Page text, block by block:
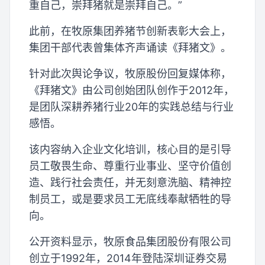
重自己，崇拜猪就是崇拜自己。”
此前，在牧原集团养猪节创新表彰大会上，
集团干部代表曾集体齐声诵读《拜猪文》。
针对此次舆论争议，牧原股份回复媒体称，
《拜猪文》由公司创始团队创作于2012年，
是团队深耕养猪行业20年的实践总结与行业
感悟。
该内容纳入企业文化培训，核心目的是引导
员工敬畏生命、尊重行业事业、坚守价值创
造、践行社会责任，并无刻意洗脑、精神控
制员工，或是要求员工无底线奉献牺牲的导
向。
公开资料显示，牧原食品集团股份有限公司
创立于1992年，2014年登陆深圳证券交易